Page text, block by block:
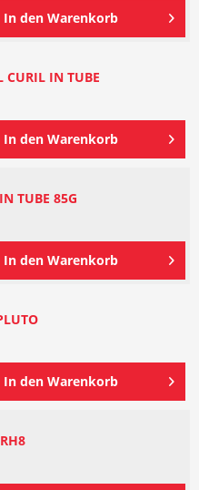
In den Warenkorb
CURIL IN TUBE
In den Warenkorb
TUBE 85G
In den Warenkorb
In den Warenkorb